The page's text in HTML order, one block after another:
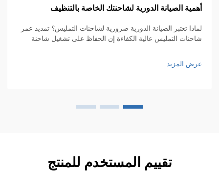
الصيانة الدورية لشاحنتك الخاصة بالتنظيف
تعتبر الصيانة الدورية ضرورية لشاحنات التمليس؟ تمديد عمر
التمليس عالية الكفاءة إن الحفاظ على تشغيل شاحنة
أطول. أشياء بسيطة مثل الفحص الدوري...
المزيد
تقييم المستخدم للمنتج